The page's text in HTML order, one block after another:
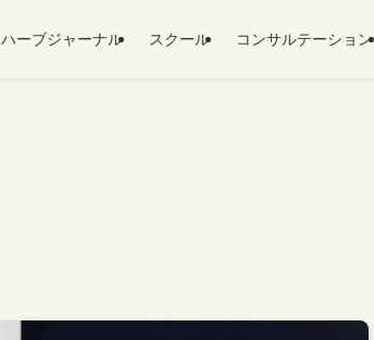
ハーブジャーナル スクール コンサルテーション